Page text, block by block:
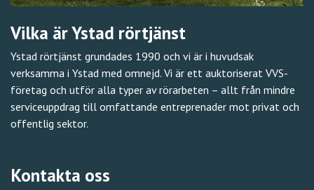
Vilka är Ystad rörtjänst
Ystad rörtjänst grundades 1990 och vi är i huvudsak
verksamma i Ystad med omnejd. Vi är ett auktoriserat VVS-
företag och utför alla typer av rörarbeten – allt från mindre
serviceuppdrag till omfattande entreprenader mot privat och
offentlig sektor.
Kontakta oss